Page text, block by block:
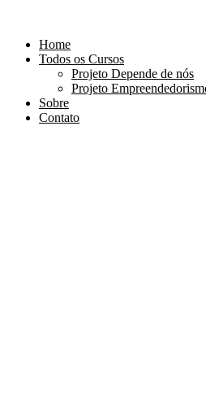
Home
Todos os Cursos
Projeto Depende de nós
Projeto
Sobre
Contato